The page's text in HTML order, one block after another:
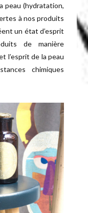
peau (hydratation,
à nos produits
un état d’esprit
de manière
l’esprit de la peau
chimiques